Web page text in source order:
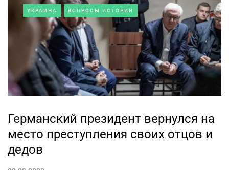
УКРАИНА ВОПРОСЫ ИСТОРИИ
Германский президент вернулся на
место преступления своих отцов и
дедов